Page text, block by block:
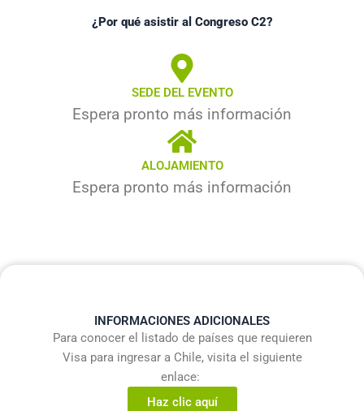
¿Por qué asistir al Congreso C2?
SEDE DEL EVENTO
Espera pronto más información
ALOJAMIENTO
Espera pronto más información
INFORMACIONES ADICIONALES
Para conocer el listado de países que requieren
Visa para ingresar a Chile, visita el siguiente
enlace:
Haz clic aquí